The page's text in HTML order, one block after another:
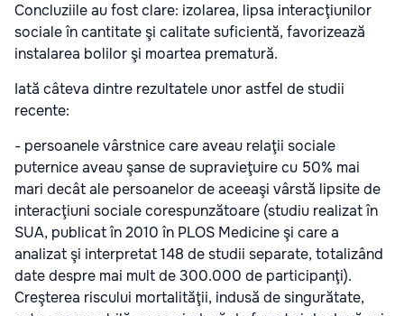
Concluziile au fost clare: izolarea, lipsa interacţiunilor
sociale în cantitate şi calitate suficientă, favorizează
instalarea bolilor şi moartea prematură.
Iată câteva dintre rezultatele unor astfel de studii
recente:
- persoanele vârstnice care aveau relaţii sociale
puternice aveau şanse de supravieţuire cu 50% mai
mari decât ale persoanelor de aceeaşi vârstă lipsite de
interacţiuni sociale corespunzătoare (studiu realizat în
SUA, publicat în 2010 în PLOS Medicine şi care a
analizat şi interpretat 148 de studii separate, totalizând
date despre mai mult de 300.000 de participanţi).
Creşterea riscului mortalităţii, indusă de singurătate,